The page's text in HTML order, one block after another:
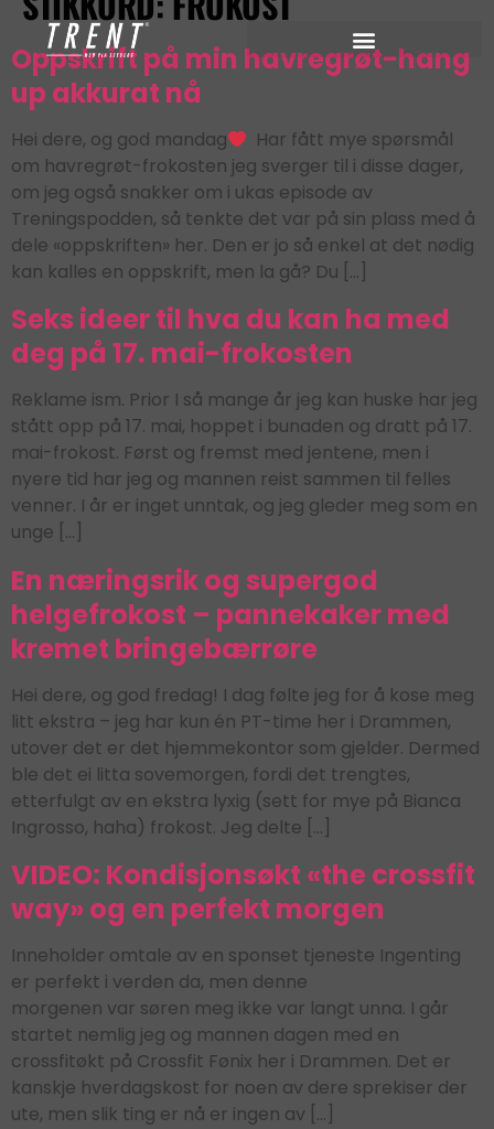
Oppskrift på min havregrøt-hang
up akkurat nå
Hei dere, og god mandag
Har fått mye spørsmål
om havregrøt-frokosten jeg sverger til i disse dager,
om jeg også snakker om i ukas episode av
Treningspodden, så tenkte det var på sin plass med å
dele «oppskriften» her. Den er jo så enkel at det nødig
kan kalles en oppskrift, men la gå? Du […]
Seks ideer til hva du kan ha med
deg på 17. mai-frokosten
Reklame ism. Prior I så mange år jeg kan huske har jeg
stått opp på 17. mai, hoppet i bunaden og dratt på 17.
mai-frokost. Først og fremst med jentene, men i
nyere tid har jeg og mannen reist sammen til felles
venner. I år er inget unntak, og jeg gleder meg som en
unge […]
En næringsrik og supergod
helgefrokost – pannekaker med
kremet bringebærrøre
Hei dere, og god fredag! I dag følte jeg for å kose meg
litt ekstra – jeg har kun én PT-time her i Drammen,
utover det er det hjemmekontor som gjelder. Dermed
ble det ei litta sovemorgen, fordi det trengtes,
etterfulgt av en ekstra lyxig (sett for mye på Bianca
Ingrosso, haha) frokost. Jeg delte […]
VIDEO: Kondisjonsøkt «the crossfit
way» og en perfekt morgen
Inneholder omtale av en sponset tjeneste Ingenting
er perfekt i verden da, men denne
morgenen var søren meg ikke var langt unna. I går
startet nemlig jeg og mannen dagen med en
crossfitøkt på Crossfit Fønix her i Drammen. Det er
kanskje hverdagskost for noen av dere sprekiser der
ute, men slik ting er nå er ingen av […]